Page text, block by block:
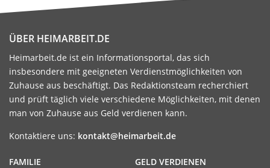
ÜBER HEIMARBEIT.DE
Heimarbeit.de ist ein Informationsportal, das sich
insbesondere mit geeigneten Verdienstmöglichkeiten von
Zuhause aus beschäftigt. Das Redaktionsteam recherchiert
und prüft täglich viele verschiedene Möglichkeiten, mit denen
man von Zuhause aus Geld verdienen kann.
Kontaktiere uns: kontakt@heimarbeit.de
GELD VERDIENEN
FAMILIE